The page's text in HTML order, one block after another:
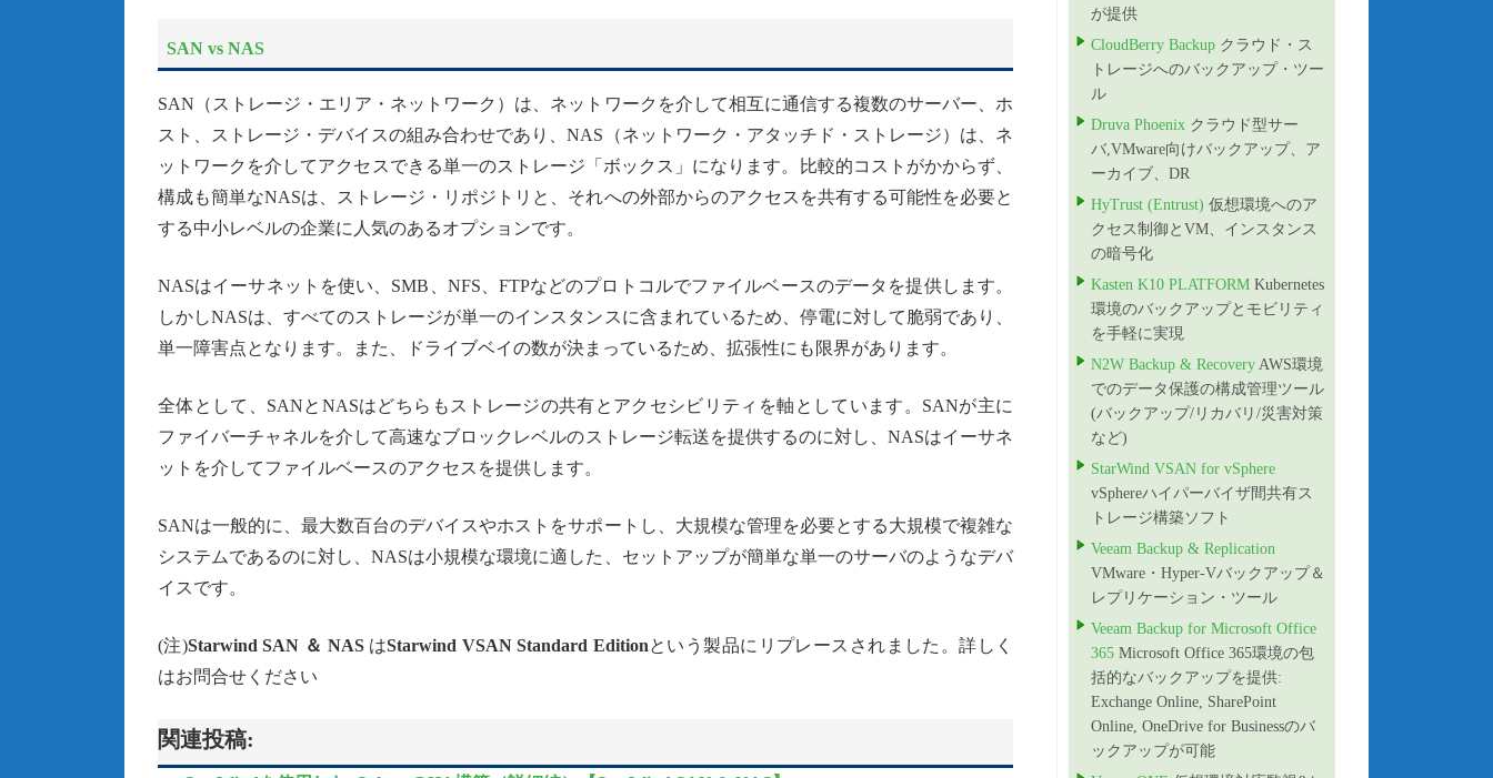
SAN vs NAS
SAN（ストレージ・エリア・ネットワーク）は、ネットワークを介して相互に通信する複数のサーバー、ホ
スト、ストレージ・デバイスの組み合わせであり、NAS（ネットワーク・アタッチド・ストレージ）は、ネ
ットワークを介してアクセスできる単一のストレージ「ボックス」になります。比較的コストがかからず、
構成も簡単なNASは、ストレージ・リポジトリと、それへの外部からのアクセスを共有する可能性を必要と
する中小レベルの企業に人気のあるオプションです。
NASはイーサネットを使い、SMB、NFS、FTPなどのプロトコルでファイルベースのデータを提供します。
しかしNASは、すべてのストレージが単一のインスタンスに含まれているため、停電に対して脆弱であり、
単一障害点となります。また、ドライブベイの数が決まっているため、拡張性にも限界があります。
全体として、SANとNASはどちらもストレージの共有とアクセシビリティを軸としています。SANが主に
ファイバーチャネルを介して高速なブロックレベルのストレージ転送を提供するのに対し、NASはイーサネ
ットを介してファイルベースのアクセスを提供します。
SANは一般的に、最大数百台のデバイスやホストをサポートし、大規模な管理を必要とする大規模で複雑な
システムであるのに対し、NASは小規模な環境に適した、セットアップが簡単な単一のサーバのようなデバ
イスです。
(注)Starwind SAN ＆ NASはStarwind VSAN Standard Editionという製品にリプレースされました。詳しく
はお問合せください
関連投稿:
が提供
CloudBerry Backup クラウド・ス
トレージへのバックアップ・ツー
ル
Druva Phoenix クラウド型サー
バ,VMware向けバックアップ、ア
ーカイブ、DR
HyTrust (Entrust) 仮想環境へのア
クセス制御とVM、インスタンス
の暗号化
Kasten K10 PLATFORM Kubernetes
環境のバックアップとモビリティ
を手軽に実現
N2W Backup & Recovery AWS環境
でのデータ保護の構成管理ツール
(バックアップ/リカバリ/災害対策
など)
StarWind VSAN for vSphere
vSphereハイパーバイザ間共有ス
トレージ構築ソフト
Veeam Backup & Replication
VMware・Hyper-Vバックアップ＆
レプリケーション・ツール
Veeam Backup for Microsoft Office
365 Microsoft Office 365環境の包
括的なバックアップを提供:
Exchange Online, SharePoint
Online, OneDrive for Businessのバ
ックアップが可能